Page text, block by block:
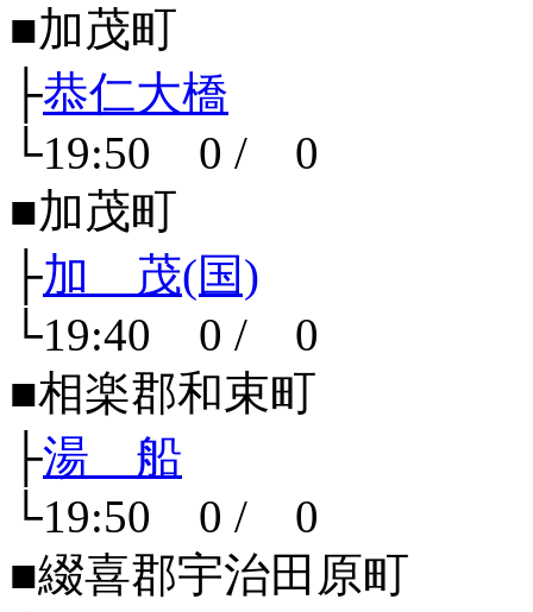
■加茂町
├恭仁大橋
└19:50 0 / 0
■加茂町
├加 茂(国)
└19:40 0 / 0
■相楽郡和束町
├湯 船
└19:50 0 / 0
■綴喜郡宇治田原町